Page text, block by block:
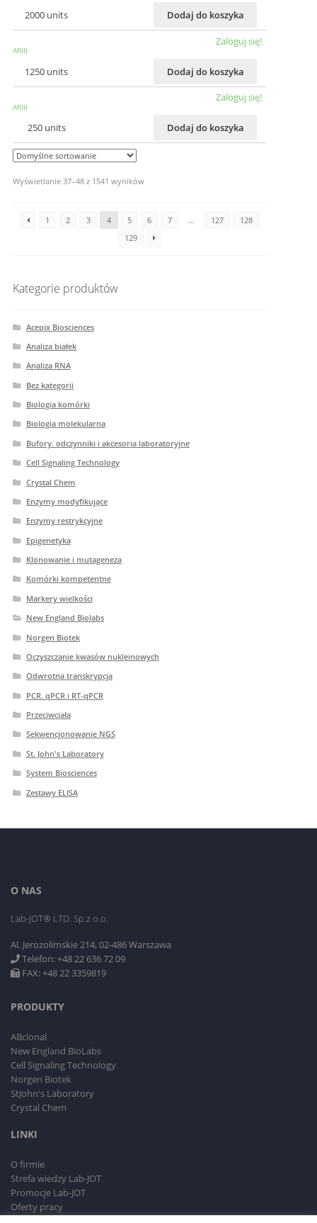
2000 units Dodaj do koszyka
AflIII
1250 units
Zaloguj się!
Dodaj do koszyka
AflIII
250 units
Zaloguj się!
Dodaj do koszyka
Wyświetlanie 37–48 z 1541 wyników
1 2 3 4 5 6 7 … 127
128
129
Kategorie produktów
Acepix Biosciences
Analiza białek
Analiza RNA
Bez kategorii
Biologia komórki
Biologia molekularna
Bufory. odczynniki i akcesoria laboratoryjne
Cell Signaling Technology
Crystal Chem
Enzymy modyfikujące
Enzymy restrykcyjne
Epigenetyka
Klonowanie i mutageneza
Komórki kompetentne
Markery wielkości
New England Biolabs
Norgen Biotek
Oczyszczanie kwasów nukleinowych
Odwrotna transkrypcja
PCR. qPCR i RT-qPCR
Przeciwciała
Sekwencjonowanie NGS
St. John's Laboratory
System Biosciences
Zestawy ELISA
O NAS
Lab-JOT® LTD. Sp.z o.o.
Al. Jerozolimskie 214, 02-486 Warszawa
Telefon: +48 22 636 72 09
FAX: +48 22 3359819
PRODUKTY
ABclonal
New England BioLabs
Cell Signaling Technology
Norgen Biotek
StJohn's Laboratory
Crystal Chem
LINKI
O firmie
Strefa wiedzy Lab-JOT
Promocje Lab-JOT
Oferty pracy